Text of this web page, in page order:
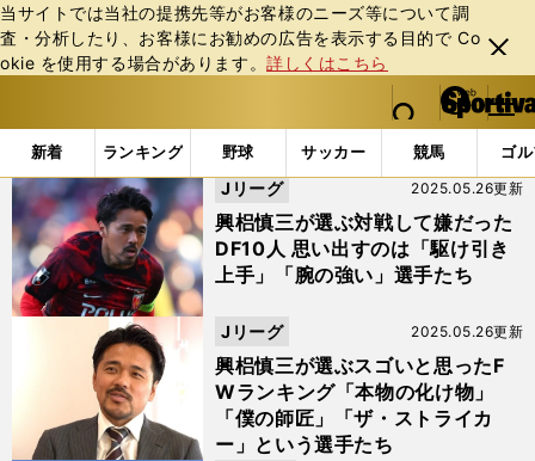
当サイトでは当社の提携先等がお客様のニーズ等について調
査・分析したり、お客様にお勧めの広告を表⽰する⽬的で Co
okie を使⽤する場合があります。詳しくはこちら
閉じ
る
web Sportiva (webスポルティーバ)
検索
マイペ
ー
ジ
メニュ
新着 ランキング 野球 サッカー 競馬 ゴ
b
ス
ポ
ル
テ
ィ
ー
バ
「#Ｊリーグ」の最新ニュース・ 情報 (9ページ目)
興梠慎三が選ぶ対戦して嫌だった
DF10人 思い出すのは「駆け引き
上手」「腕の強い」選手たち
2025.05.26更新
Jリーグ
興梠慎三が選ぶスゴいと思ったF
Wランキング「本物の化け物」
「僕の師匠」「ザ・ストライカ
ー」という選手たち
2025.05.26更新
Jリーグ